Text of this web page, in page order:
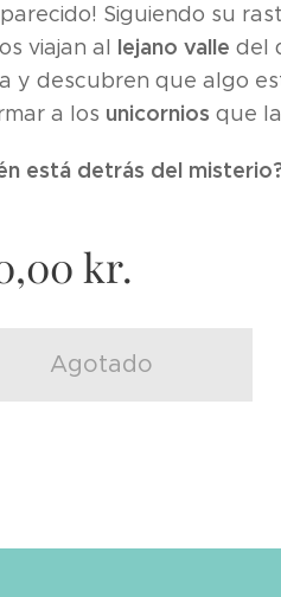
Siguiendo su
viajan al lejano valle del
y descubren que algo
a los unicornios que
está detrás del
kr.
Agotado